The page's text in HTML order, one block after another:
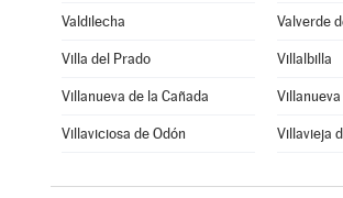
Valdilecha Valverde
Villa del Prado Villalbilla
Villanueva de la Cañada
Villaviciosa de Odón Villavieja